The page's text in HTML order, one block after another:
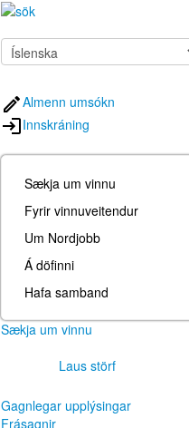
Almenn umsókn
Innskráning
Sækja um vinnu
Fyrir vinnuveitendur
Um Nordjobb
Á döfinni
Hafa samband
Sækja um vinnu
Laus störf
Gagnlegar upplýsingar
Frásagnir